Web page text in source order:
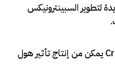
لتطوير السبينترونيكس
.
تكديس الغرافين فوق CrPS4 يمكن من إنتاج تأثير هول